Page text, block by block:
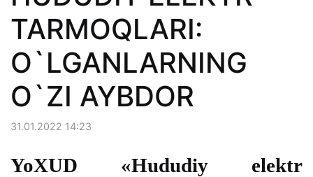
TARMOQLARI:
O`LGANLARNING
O`ZI AYBDOR
31.01.2022 14:23
YoXUD «Hududiy elektr